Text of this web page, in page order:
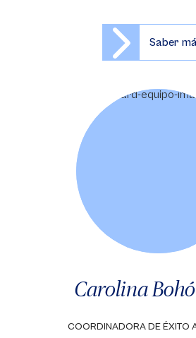
Saber
Carolina
COORDINADORA DE ÉXITO